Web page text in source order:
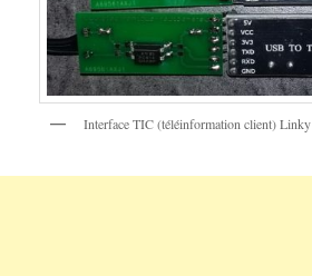
Interface TIC (téléinformation client) Linky